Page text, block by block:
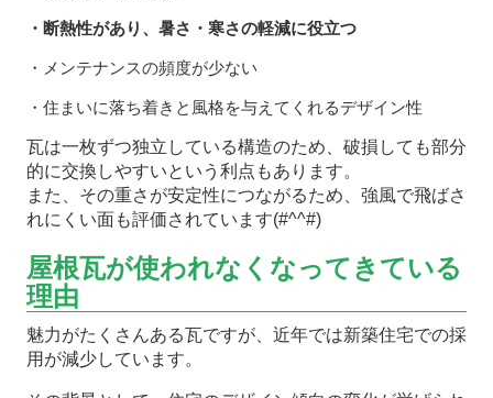
・断熱性があり、暑さ・寒さの軽減に役立つ
・メンテナンスの頻度が少ない
・住まいに落ち着きと風格を与えてくれるデザイン性
瓦は一枚ずつ独立している構造のため、破損しても部分
的に交換しやすいという利点もあります。
また、その重さが安定性につながるため、強風で飛ばさ
れにくい面も評価されています(#^^#)
屋根瓦が使われなくなってきている
理由
魅力がたくさんある瓦ですが、近年では新築住宅での採
用が減少しています。